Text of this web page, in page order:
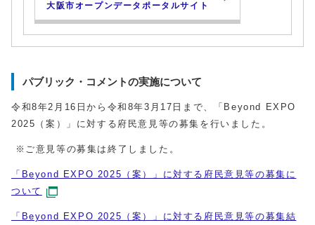
大阪市オープンデータポータルサイト
パブリック・コメントの実施について
令和8年2⽉16⽇から令和8年3⽉17⽇まで、「Beyond EXPO
2025（案）」に対する府⺠意⾒等の募集を⾏いました。
※ご意⾒等の募集は終了しました。
「Beyond EXPO 2025（案）」に対する府⺠意⾒等の募集に
ついて
「Beyond EXPO 2025（案）」に対する府⺠意⾒等の募集結